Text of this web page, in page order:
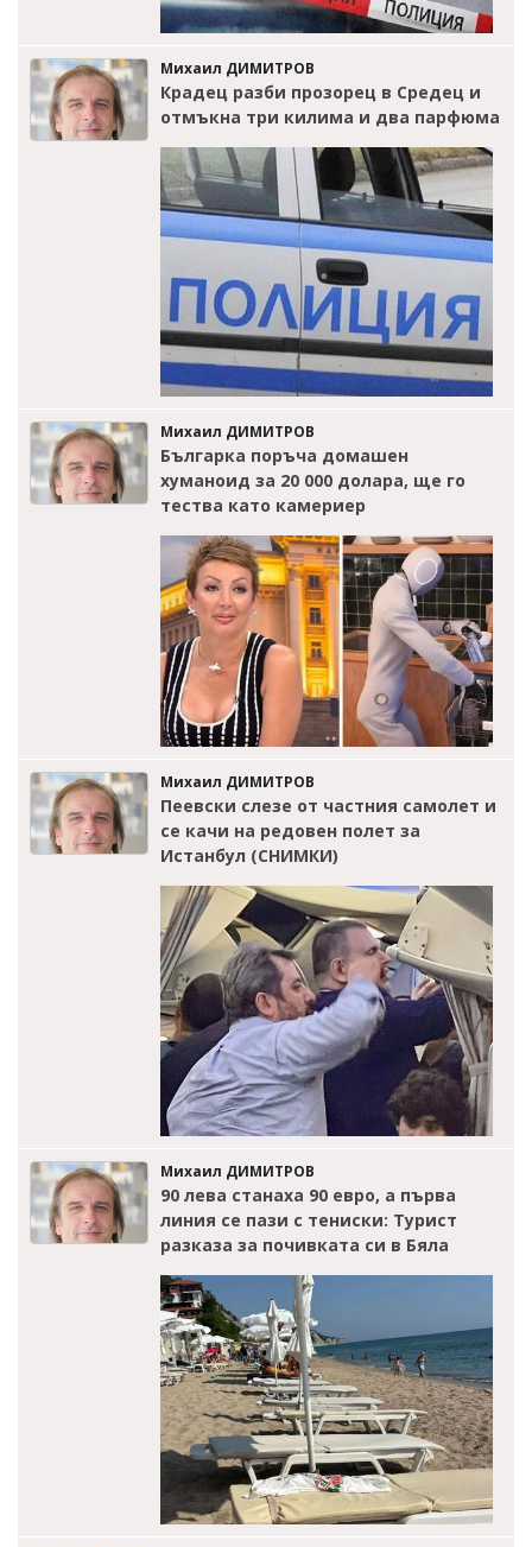
Михаил ДИМИТРОВ
Крадец разби прозорец в Средец и
отмъкна три килима и два парфюма
Михаил ДИМИТРОВ
Българка поръча домашен
хуманоид за 20 000 долара, ще го
тества като камериер
Михаил ДИМИТРОВ
Пеевски слезе от частния самолет и
се качи на редовен полет за
Истанбул (СНИМКИ)
Михаил ДИМИТРОВ
90 лева станаха 90 евро, а първа
линия се пази с тениски: Турист
разказа за почивката си в Бяла